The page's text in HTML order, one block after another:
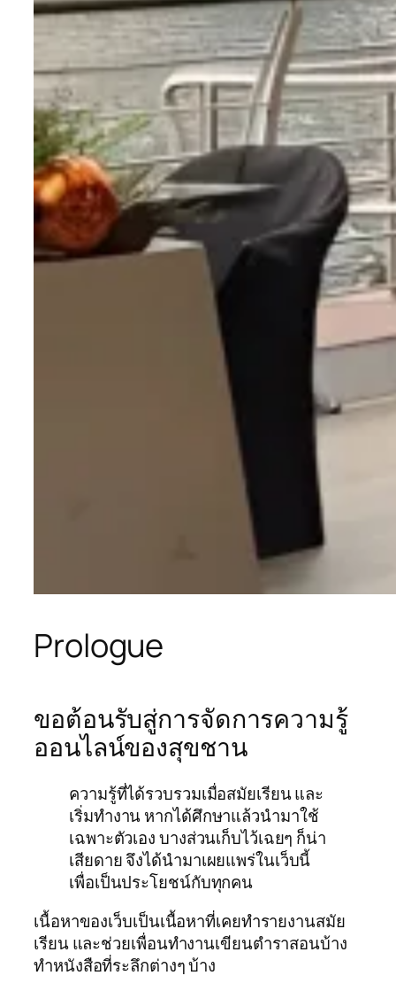
Prologue
ขอต้อนรับสู่การจัดการความรู้
ออนไลน์ของสุขชาน
ความรู้ที่ได้รวบรวมเมื่อสมัยเรียน และ
เริ่มทำงาน หากได้ศึกษาแล้วนำมาใช้
เฉพาะตัวเอง บางส่วนเก็บไว้เฉยๆ ก็น่า
เสียดาย จึงได้นำมาเผยแพร่ในเว็บนี้
เพื่อเป็นประโยชน์กับทุกคน
เนื้อหาของเว็บเป็นเนื้อหาที่เคยทำรายงานสมัย
เรียน และช่วยเพื่อนทำงานเขียนตำราสอนบ้าง
ทำหนังสือที่ระลึกต่างๆ บ้าง